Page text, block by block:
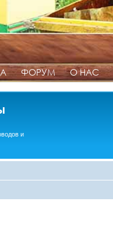
ФОРУМ О НАС
и